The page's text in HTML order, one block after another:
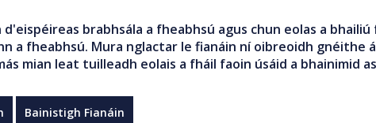
brabhsála a fheabhsú agus chun eolas a
a fheabhsú. Mura nglactar le fianáin ní oibreoidh gnéithe
mian leat tuilleadh eolais a fháil faoin úsáid a bhainimid
Bainistigh Fianáin